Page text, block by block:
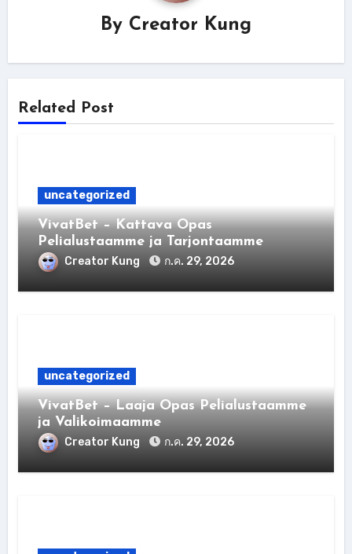
By Creator Kung
Related Post
uncategorized
VivatBet – Kattava Opas
Pelialustaamme ja Tarjontaamme
Creator Kung ก.ค. 29, 2026
uncategorized
VivatBet – Laaja Opas Pelialustaamme
ja Valikoimaamme
Creator Kung ก.ค. 29, 2026